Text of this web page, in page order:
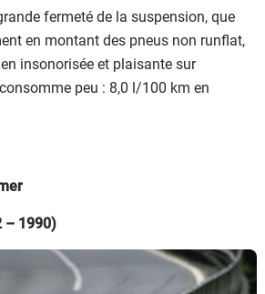
fermeté de la suspension, que
en montant des pneus non runflat,
insonorisée et plaisante sur
peu : 8,0 l/100 km en
– 1990)